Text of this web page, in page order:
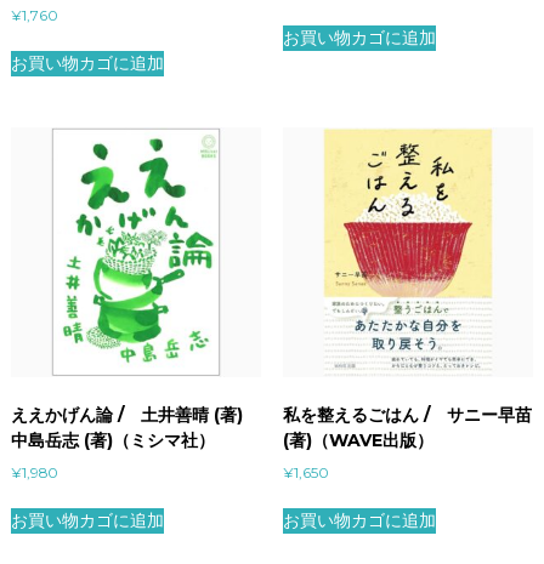
¥1,760
お買い物カゴに追加
お買い物カゴに追加
ええかげん論 / 土井善晴 (著)
中島岳志 (著)（ミシマ社）
¥1,980
お買い物カゴに追加
私を整えるごはん / サニー早苗
(著)（WAVE出版）
¥1,650
お買い物カゴに追加